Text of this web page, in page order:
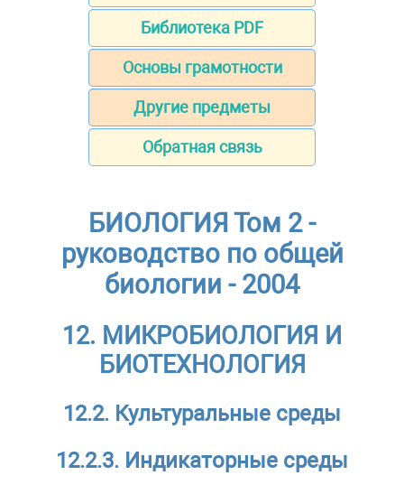
Библиотека PDF
Основы грамотности
Другие предметы
Обратная связь
БИОЛОГИЯ Том 2 -
руководство по общей
биологии - 2004
12. МИКРОБИОЛОГИЯ И
БИОТЕХНОЛОГИЯ
12.2. Культуральные среды
12.2.3. Индикаторные среды